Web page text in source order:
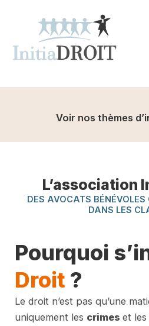
Voir nos thèmes
L’association
DES AVOCATS
DANS LES
Pourquoi
Droit ?
Le droit n’est pas qu’une
uniquement les crimes et les